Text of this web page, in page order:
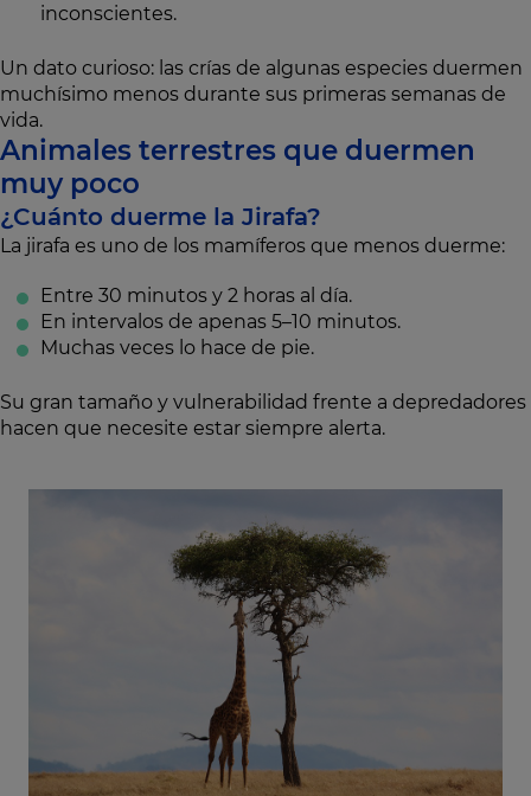
inconscientes.
Un dato curioso: las crías de algunas especies duermen
muchísimo menos durante sus primeras semanas de
vida.
Animales terrestres que duermen
muy poco
¿Cuánto duerme la Jirafa?
La jirafa es uno de los mamíferos que menos duerme:
Entre 30 minutos y 2 horas al día.
En intervalos de apenas 5–10 minutos.
Muchas veces lo hace de pie.
Su gran tamaño y vulnerabilidad frente a depredadores
hacen que necesite estar siempre alerta.